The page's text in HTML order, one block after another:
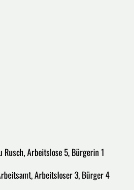
Rusch, Arbeitslose 5, Bürgerin 1
Arbeitsloser 3, Bürger 4